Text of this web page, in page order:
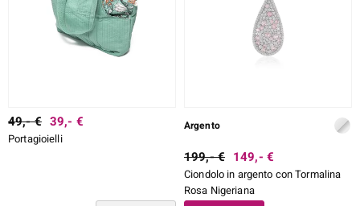
49,- € 39,- €
Portagioielli
Argento
199,- € 149,- €
Ciondolo in argento con Tormalina
Rosa Nigeriana